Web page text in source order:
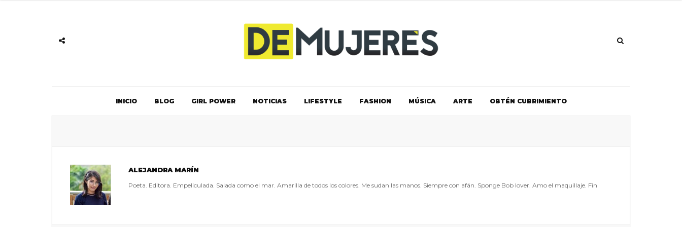
INICIO BLOG GIRL POWER NOTICIAS LIFESTYLE FASHION MÚSICA ARTE OBTÉN CUBRIMIENTO
ALEJANDRA MARÍN
Poeta. Editora. Empeliculada. Salada como el mar. Amarilla de todos los colores. Me sudan las manos. Siempre con afán. Sponge Bob lover. Amo el maquillaje. Fin